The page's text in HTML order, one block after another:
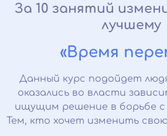
За 10 занятий
лучшему
«Время
Данный курс подойдет
оказались во власти
ищущим решение в борьбе
Тем, кто хочет изменить